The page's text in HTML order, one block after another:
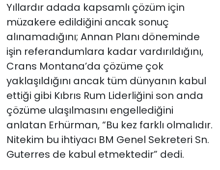
Yıllardır adada kapsamlı çözüm için
müzakere edildiğini ancak sonuç
alınamadığını; Annan Planı döneminde
işin referandumlara kadar vardırıldığını,
Crans Montana’da çözüme çok
yaklaşıldığını ancak tüm dünyanın kabul
ettiği gibi Kıbrıs Rum Liderliğini son anda
çözüme ulaşılmasını engellediğini
anlatan Erhürman, “Bu kez farklı olmalıdır.
Nitekim bu ihtiyacı BM Genel Sekreteri Sn.
Guterres de kabul etmektedir” dedi.